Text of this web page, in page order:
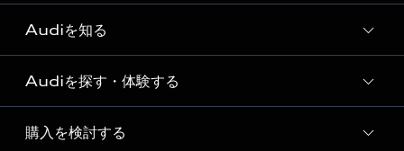
Audiを知る
Audi ブランド
Story of Progress
Audiを探す・体験する
ディーラー検索
購入を検討する